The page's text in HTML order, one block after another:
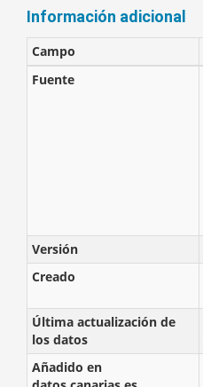
Información adicional
Campo
Fuente
Versión
Creado
Última actualización de
los datos
Añadido en